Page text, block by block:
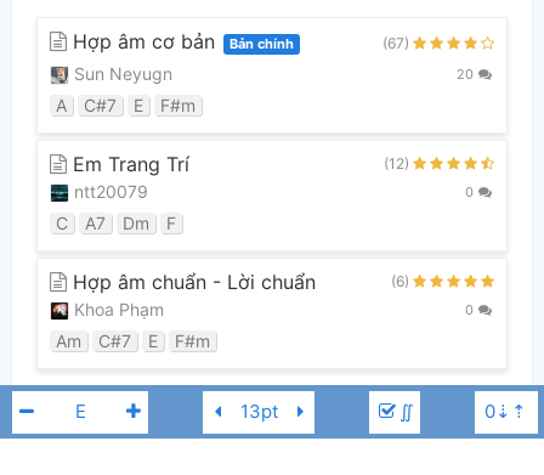
∬
Hợp âm cơ bản Bản chính (67)
Sun Neyugn 20
A C#7 E F#m
Em Trang Trí (12)
ntt20079 0
C A7 Dm F
Hợp âm chuẩn - Lời chuẩn (6)
Khoa Phạm 0
Am C#7 E F#m
Xem tất cả 19 phiên bản